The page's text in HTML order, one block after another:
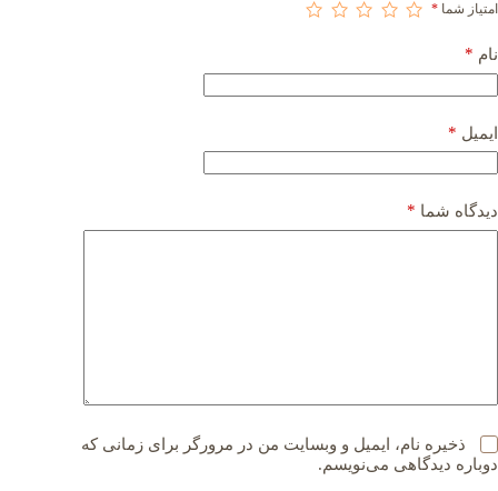
امتیاز شما *
نام *
ایمیل *
دیدگاه شما *
ذخیره نام، ایمیل و وبسایت من در مرورگر برای زمانی که
دوباره دیدگاهی می‌نویسم.